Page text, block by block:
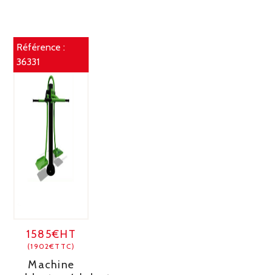
Référence :
36331
1585€HT
(1902€TTC)
Machine